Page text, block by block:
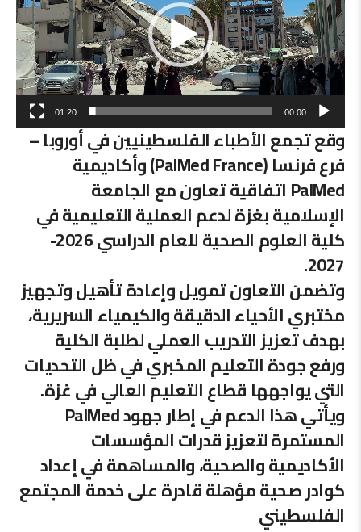
00:00
01:20
وقع تجمع الأطباء الفلسطينيين في أوروبا –
فرع فرنسا (PalMed France) وأكاديمية
PalMed اتفاقية تعاون مع الجامعة
الإسلامية بغزة لدعم العملية التعليمية في
كلية العلوم الصحية للعام الدراسي 2026-
2027.
وتضمن التعاون تمويل وإعادة تأهيل وتجهيز
مختبري الأحياء الدقيقة والكيمياء السريرية،
بهدف تعزيز التدريب العملي لطلبة الكلية
ورفع جودة التعليم المخبري في ظل التحديات
التي يواجهها قطاع التعليم العالي في غزة.
ويأتي هذا الدعم في إطار جهود PalMed
المستمرة لتعزيز قدرات المؤسسات
الأكاديمية والصحية، والمساهمة في إعداد
كوادر صحية مؤهلة قادرة على خدمة المجتمع
الفلسطيني